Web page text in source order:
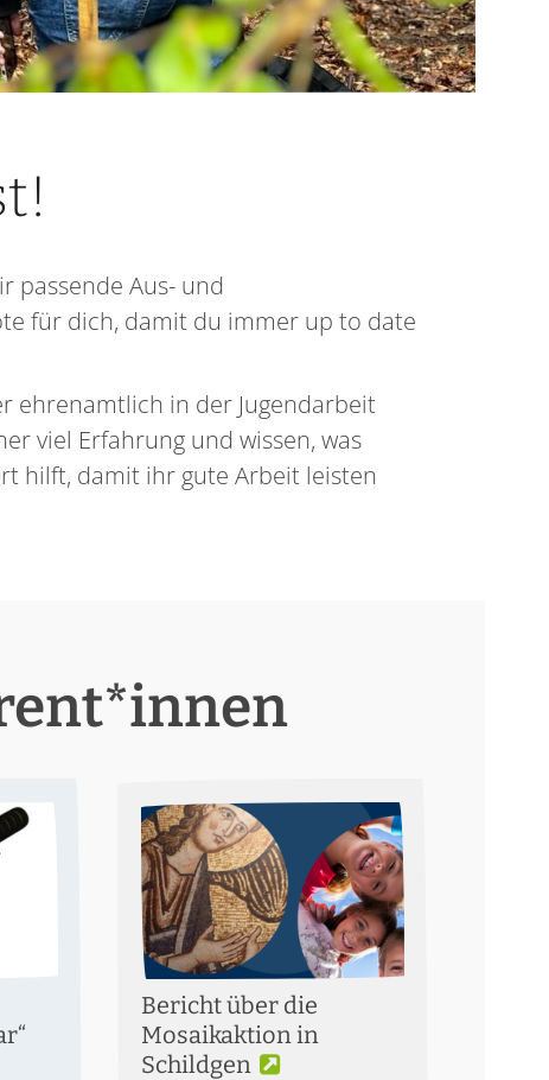
passende Aus- und
für dich, damit du immer up to date
ehrenamtlich in der Jugendarbeit
viel Erfahrung und wissen, was
hilft, damit ihr gute Arbeit leisten
Bericht über die
Mosaikaktion in
Schildgen